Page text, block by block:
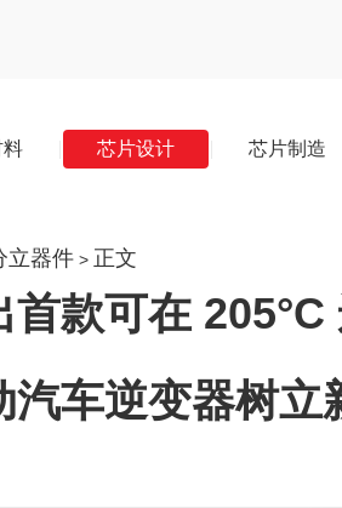
料 芯片设计
芯片制造
立器件 > 正文
首款可在
汽车逆变器树立